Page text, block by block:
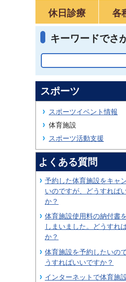
休日診療
各
キーワードでさ
スポーツ
スポーツイベント情報
体育施設
スポーツ活動支援
よくある質問
予約した体育施設をキャ
いのですが、どうすれば
か？
体育施設使用料の納付書
しまいました。どうすれ
か？
体育施設を予約したいの
うすればいいですか？
インターネットで体育施